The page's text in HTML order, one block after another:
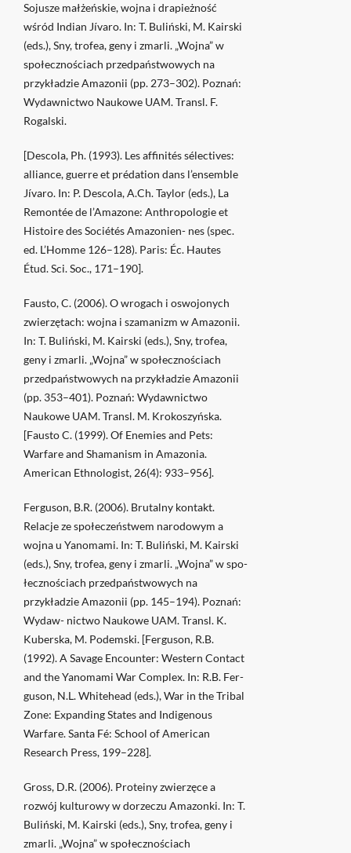
Sojusze małżeńskie, wojna i drapieżność
wśród Indian Jívaro. In: T. Buliński, M. Kairski
(eds.), Sny, trofea, geny i zmarli. „Wojna” w
społecznościach przedpaństwowych na
przykładzie Amazonii (pp. 273–302). Poznań:
Wydawnictwo Naukowe UAM. Transl. F.
Rogalski.
[Descola, Ph. (1993). Les affinités sélectives:
alliance, guerre et prédation dans l’ensemble
Jívaro. In: P. Descola, A.Ch. Taylor (eds.), La
Remontée de l’Amazone: Anthropologie et
Histoire des Sociétés Amazonien- nes (spec.
ed. L’Homme 126–128). Paris: Éc. Hautes
Étud. Sci. Soc., 171–190].
Fausto, C. (2006). O wrogach i oswojonych
zwierzętach: wojna i szamanizm w Amazonii.
In: T. Buliński, M. Kairski (eds.), Sny, trofea,
geny i zmarli. „Wojna” w społecznościach
przedpaństwowych na przykładzie Amazonii
(pp. 353–401). Poznań: Wydawnictwo
Naukowe UAM. Transl. M. Krokoszyńska.
[Fausto C. (1999). Of Enemies and Pets:
Warfare and Shamanism in Amazonia.
American Ethnologist, 26(4): 933–956].
Ferguson, B.R. (2006). Brutalny kontakt.
Relacje ze społeczeństwem narodowym a
wojna u Yanomami. In: T. Buliński, M. Kairski
(eds.), Sny, trofea, geny i zmarli. „Wojna” w spo-
łecznościach przedpaństwowych na
przykładzie Amazonii (pp. 145–194). Poznań:
Wydaw- nictwo Naukowe UAM. Transl. K.
Kuberska, M. Podemski. [Ferguson, R.B.
(1992). A Savage Encounter: Western Contact
and the Yanomami War Complex. In: R.B. Fer-
guson, N.L. Whitehead (eds.), War in the Tribal
Zone: Expanding States and Indigenous
Warfare. Santa Fé: School of American
Research Press, 199–228].
Gross, D.R. (2006). Proteiny zwierzęce a
rozwój kulturowy w dorzeczu Amazonki. In: T.
Buliński, M. Kairski (eds.), Sny, trofea, geny i
zmarli. „Wojna” w społecznościach